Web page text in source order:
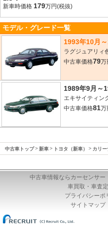
新車時価格 179万円(税抜)
モデル・グレード一覧
1993年10月
ラグジュアリィ
中古車価格79万
1989年9月～
エキサイティン
中古車価格81万
中古車トップ 新車 トヨタ（新車） カリ
中古車情報ならカーセンサー
車買取・車査定
プライバシーポ
サイトマップ